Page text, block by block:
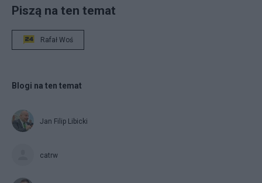
Piszą na ten temat
Rafał Woś
Blogi na ten temat
Jan Filip Libicki
catrw